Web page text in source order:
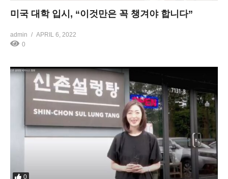
미국 대학 입시, “이것만은 꼭 챙겨야 합니다”
admin
APRIL 6, 2022
0
0